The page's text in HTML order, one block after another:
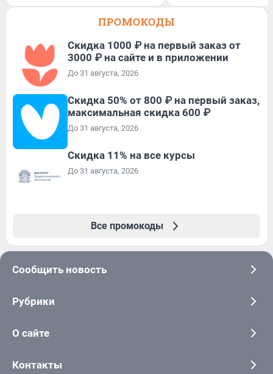
ПРОМОКОДЫ
Скидка 1000 ₽ на первый заказ от
3000 ₽ на сайте и в приложении
До 31 августа, 2026
Скидка 50% от 800 ₽ на первый заказ,
максимальная скидка 600 ₽
До 31 августа, 2026
Скидка 11% на все курсы
До 31 августа, 2026
Все промокоды
Сообщить новость
Рубрики
О сайте
Контакты